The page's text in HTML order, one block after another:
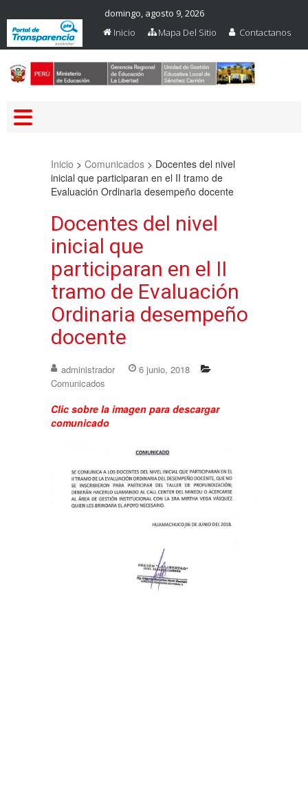
domingo, agosto 9, 2026
Inicio
Mapa Del Sitio Contactanos
Inicio >Comunicados > Docentes del nivel
inicial que participaran en el II tramo de
Evaluación Ordinaria desempeño docente
Docentes del nivel
inicial que
participaran en el II
tramo de Evaluación
Ordinaria desempeño
docente
administrador
6 junio, 2018
Comunicados
Clic sobre la imagen para descargar
comunicado